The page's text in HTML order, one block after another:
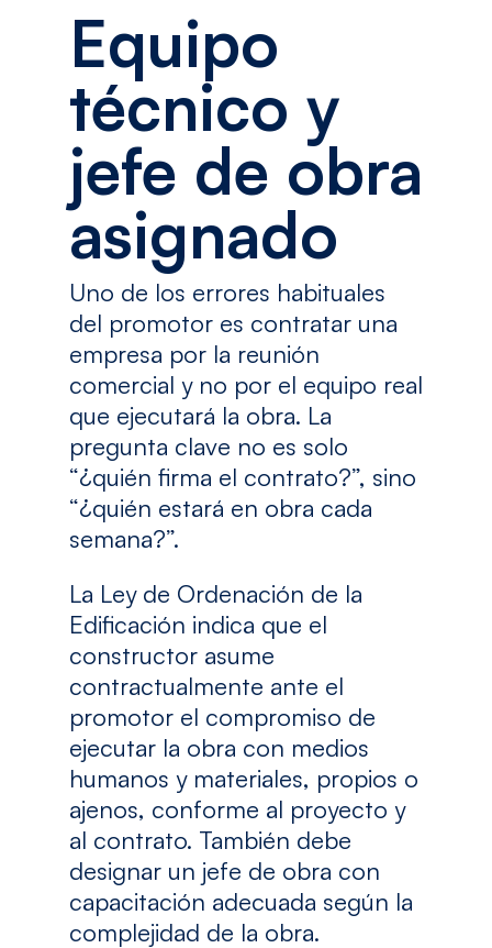
Equipo
técnico y
jefe de obra
asignado
Uno de los errores habituales
del promotor es contratar una
empresa por la reunión
comercial y no por el equipo real
que ejecutará la obra. La
pregunta clave no es solo
“¿quién firma el contrato?”, sino
“¿quién estará en obra cada
semana?”.
La Ley de Ordenación de la
Edificación indica que el
constructor asume
contractualmente ante el
promotor el compromiso de
ejecutar la obra con medios
humanos y materiales, propios o
ajenos, conforme al proyecto y
al contrato. También debe
designar un jefe de obra con
capacitación adecuada según la
complejidad de la obra.